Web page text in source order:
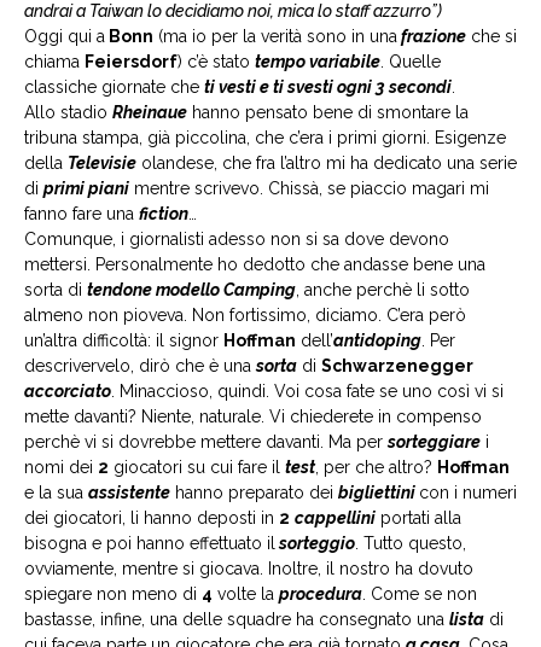
andrai a Taiwan lo decidiamo noi, mica lo staff azzurro”)
Oggi qui a Bonn (ma io per la verità sono in una frazione che si
chiama Feiersdorf) c’è stato tempo variabile . Quelle
classiche giornate che ti vesti e ti svesti ogni 3 secondi
Allo stadio Rheinaue hanno pensato bene di smontare la
tribuna stampa, già piccolina, che c’era i primi giorni. Esigenze
della Televisie olandese, che fra l’altro mi ha dedicato una serie
di primi piani mentre scrivevo. Chissà, se piaccio magari mi
fanno fare una fiction
Comunque, i giornalisti adesso non si sa dove devono
mettersi. Personalmente ho dedotto che andasse bene una
sorta di tendone modello Camping , anche perchè li sotto
almeno non pioveva. Non fortissimo, diciamo. C’era però
un’altra difficoltà: il signor Hoffman dell’antidoping . Per
descrivervelo, dirò che è unasorta di Schwarzenegger
accorciato . Minaccioso, quindi. Voi cosa fate se uno così vi si
mette davanti? Niente, naturale. Vi chiederete in compenso
perchè vi si dovrebbe mettere davanti. Ma persorteggiare i
nomi dei 2 giocatori su cui fare il test, per che altro? Hoffman
e la sua assistente hanno preparato dei bigliettini con i numeri
dei giocatori, li hanno deposti in 2 cappellini portati alla
bisogna e poi hanno effettuato il sorteggio . Tutto questo,
ovviamente, mentre si giocava. Inoltre, il nostro ha dovuto
spiegare non meno di 4 volte la procedura . Come se non
bastasse, infine, una delle squadre ha consegnato una lista di